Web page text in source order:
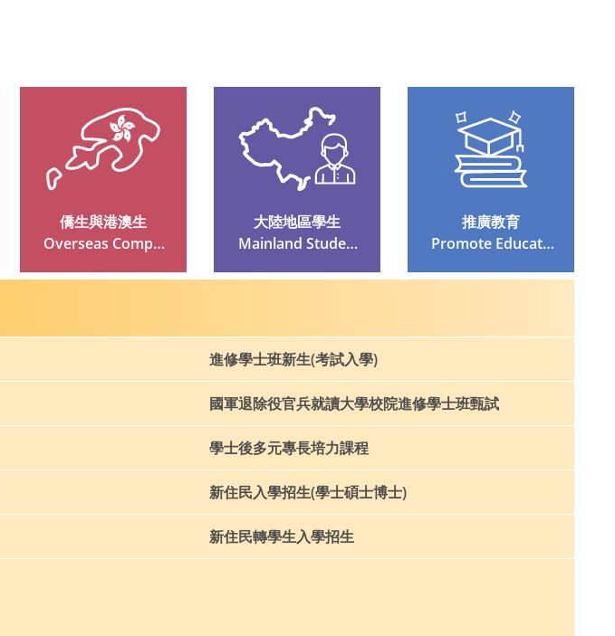
僑生與港澳生
Overseas Compat
大陸地區學生
Mainland Student
推廣教育
Promote Educatio
進修學士班新生(考試入學)
國軍退除役官兵就讀大學校院進修學士班甄試
學士後多元專長培力課程
新住民入學招生(學士碩士博士)
新住民轉學生入學招生